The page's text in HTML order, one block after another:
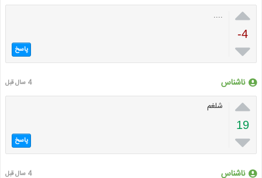

-4

....
پاسخ
ناشناس 4 سال قبل

19

شلغم
پاسخ
ناشناس 4 سال قبل